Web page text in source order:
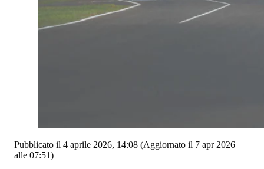
Pubblicato il 4 aprile 2026, 14:08 (Aggiornato il 7 apr 2026
alle 07:51)